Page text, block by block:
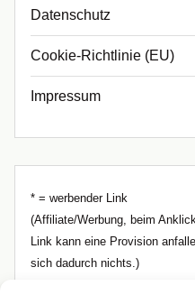
Datenschutz
Cookie-Richtlinie (EU)
Impressum
* = werbender Link
(Affiliate/Werbung, beim
Link kann eine Provision
sich dadurch nichts.)